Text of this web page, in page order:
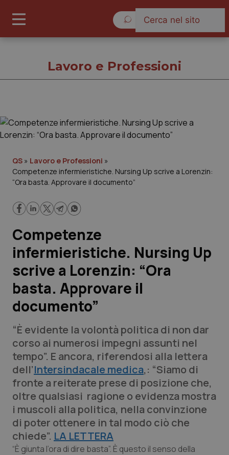
Governo e Parlamento
Regioni e Asl
Lavoro e Professioni
Scienza e Farmaci
Studi e Analisi
Lettere al direttore
Edizioni Regionali
QS Pro
Professionisti Sanitari.AI
Abruzzo
Basilicata
QS Pro Gold
Artrite & artrosi
QS Club Newsletter
Lavoro e Professioni
QS » Lavoro e Professioni »
Competenze infermieristiche. Nursing Up scrive a Lorenzin:
“Ora basta. Approvare il documento”
Competenze
infermieristiche. Nursing Up
scrive a Lorenzin: “Ora
basta. Approvare il
documento”
“È evidente la volontà politica di non dar
corso ai numerosi impegni assunti nel
tempo”. E ancora, riferendosi alla lettera
dell’Intersindacale medica,: “Siamo di
fronte a reiterate prese di posizione che,
oltre qualsiasi ragione o evidenza mostra
i muscoli alla politica, nella convinzione
di poter ottenere in tal modo ciò che
chiede”. LA LETTERA
“È giunta l’ora di dire basta”. È questo il senso della